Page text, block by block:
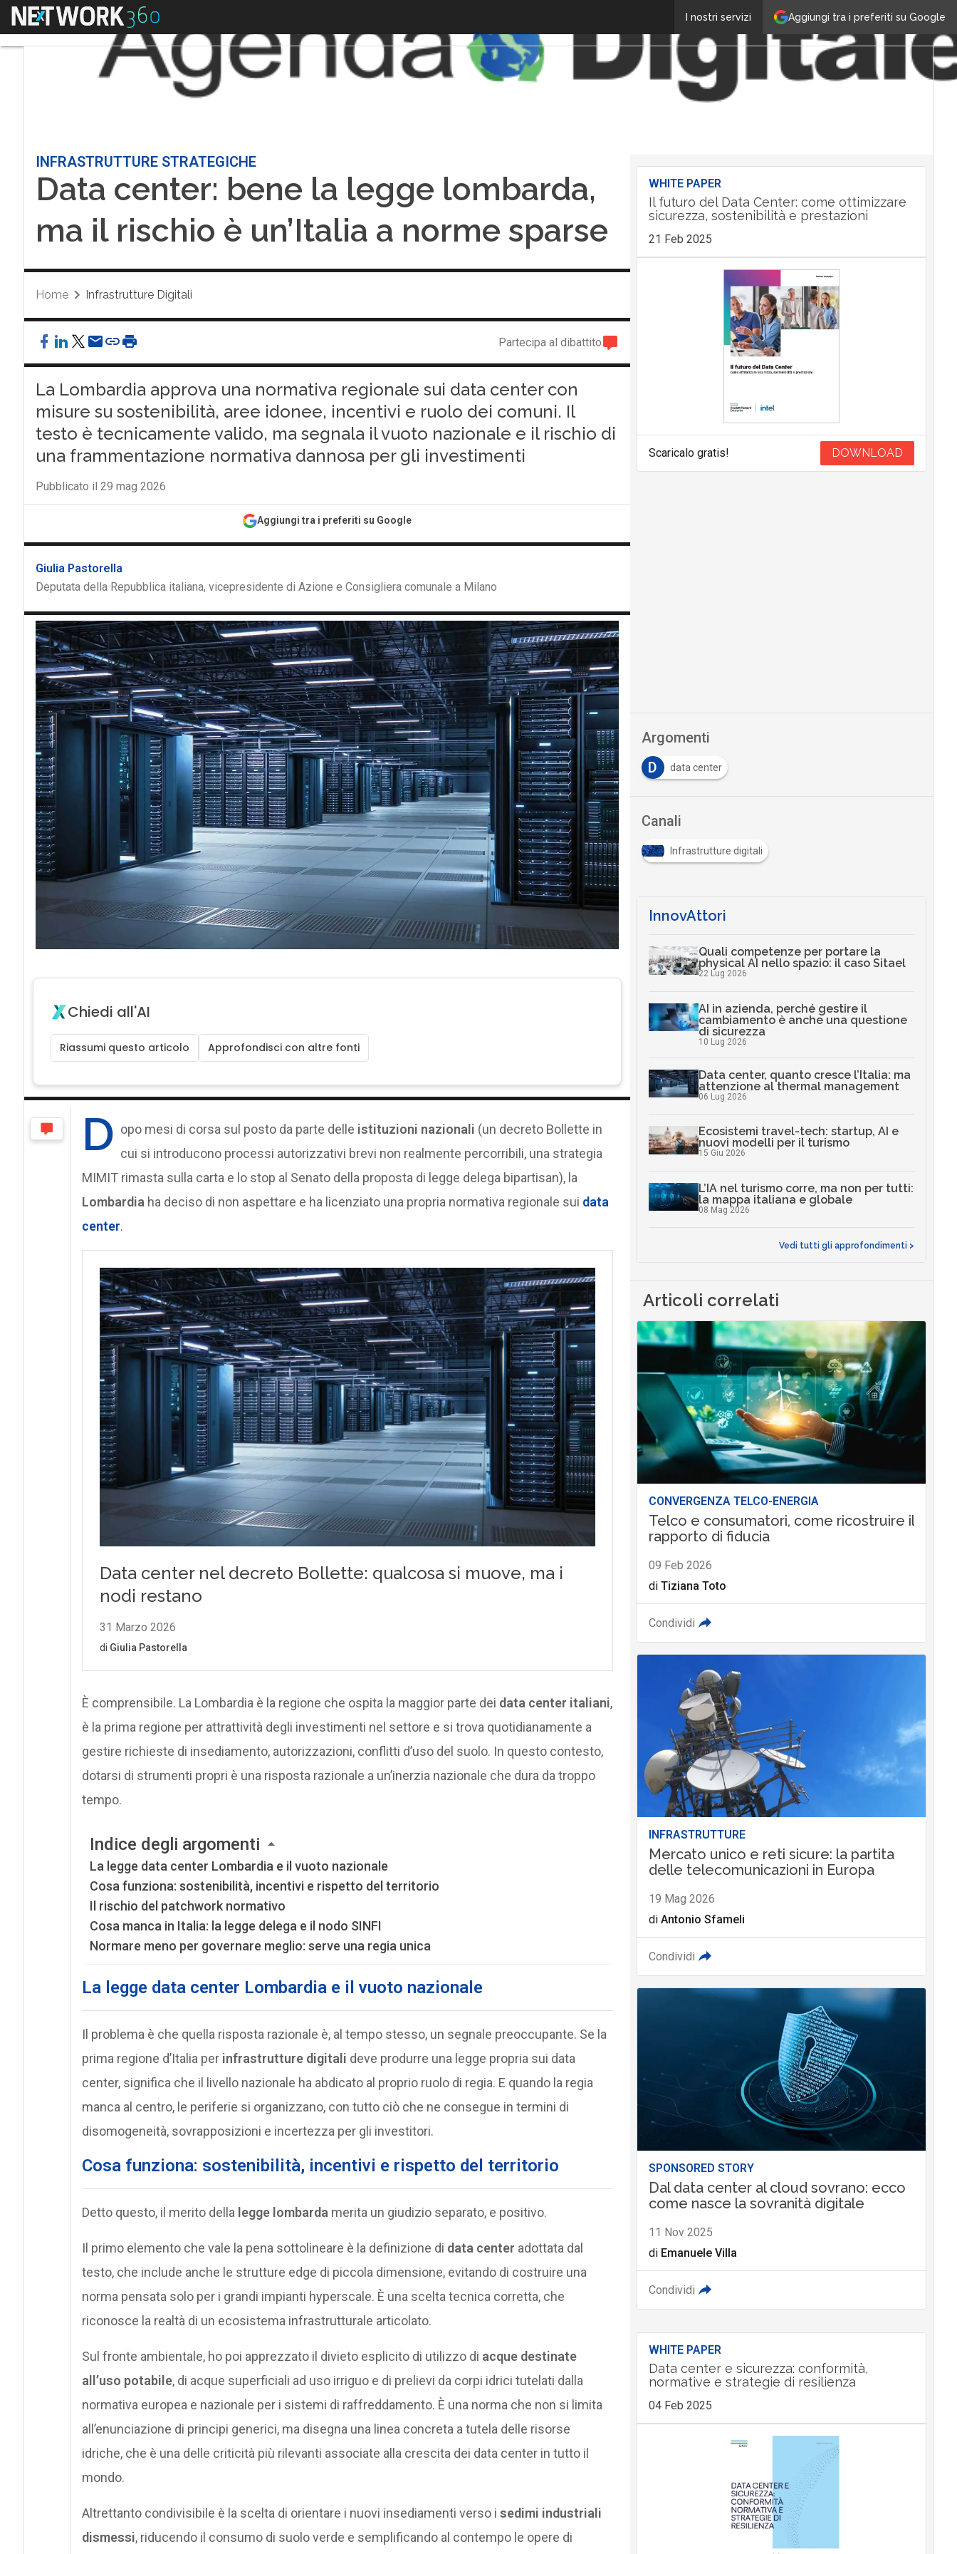
Aggiungi tra i preferiti su Google
I nostri servizi
Menu
INFRASTRUTTURE STRATEGICHE
Data center: bene la legge lombarda,
ma il rischio è un’Italia a norme sparse
Home Infrastrutture Digitali
Partecipa al dibattito
La Lombardia approva una normativa regionale sui data center con
misure su sostenibilità, aree idonee, incentivi e ruolo dei comuni. Il
testo è tecnicamente valido, ma segnala il vuoto nazionale e il rischio di
una frammentazione normativa dannosa per gli investimenti
Pubblicato il 29 mag 2026
Aggiungi tra i preferiti su Google
Giulia Pastorella
Deputata della Repubblica italiana, vicepresidente di Azione e Consigliera comunale a Milano
Chiedi all'AI
Riassumi questo articolo Approfondisci con altre fonti
D opo mesi di corsa sul posto da parte delle istituzioni nazionali (un decreto Bollette in
cui si introducono processi autorizzativi brevi non realmente percorribili, una strategia
MIMIT rimasta sulla carta e lo stop al Senato della proposta di legge delega bipartisan), la
Lombardia ha deciso di non aspettare e ha licenziato una propria normativa regionale sui data
center.
È comprensibile. La Lombardia è la regione che ospita la maggior parte dei data center italiani,
è la prima regione per attrattività degli investimenti nel settore e si trova quotidianamente a
gestire richieste di insediamento, autorizzazioni, conflitti d’uso del suolo. In questo contesto,
dotarsi di strumenti propri è una risposta razionale a un’inerzia nazionale che dura da troppo
tempo.
Indice degli argomenti
La legge data center Lombardia e il vuoto nazionale
Cosa funziona: sostenibilità, incentivi e rispetto del territorio
Il rischio del patchwork normativo
Cosa manca in Italia: la legge delega e il nodo SINFI
Normare meno per governare meglio: serve una regia unica
La legge data center Lombardia e il vuoto nazionale
Il problema è che quella risposta razionale è, al tempo stesso, un segnale preoccupante. Se la
prima regione d’Italia per infrastrutture digitali deve produrre una legge propria sui data
center, significa che il livello nazionale ha abdicato al proprio ruolo di regia. E quando la regia
manca al centro, le periferie si organizzano, con tutto ciò che ne consegue in termini di
disomogeneità, sovrapposizioni e incertezza per gli investitori.
Cosa funziona: sostenibilità, incentivi e rispetto del territorio
Detto questo, il merito della legge lombarda merita un giudizio separato, e positivo.
Il primo elemento che vale la pena sottolineare è la definizione di data center adottata dal
testo, che include anche le strutture edge di piccola dimensione, evitando di costruire una
norma pensata solo per i grandi impianti hyperscale. È una scelta tecnica corretta, che
riconosce la realtà di un ecosistema infrastrutturale articolato.
Sul fronte ambientale, ho poi apprezzato il divieto esplicito di utilizzo di acque destinate
all’uso potabile, di acque superficiali ad uso irriguo e di prelievi da corpi idrici tutelati dalla
normativa europea e nazionale per i sistemi di raffreddamento. È una norma che non si limita
all’enunciazione di principi generici, ma disegna una linea concreta a tutela delle risorse
idriche, che è una delle criticità più rilevanti associate alla crescita dei data center in tutto il
mondo.
Altrettanto condivisibile è la scelta di orientare i nuovi insediamenti verso i sedimi industriali
dismessi, riducendo il consumo di suolo verde e semplificando al contempo le opere di
WHITE PAPER
Il futuro del Data Center: come ottimizzare
sicurezza, sostenibilità e prestazioni
21 Feb 2025
Scaricalo gratis! DOWNLOAD
Argomenti
D
data center
Canali
Infrastrutture digitali
InnovAttori
Quali competenze per portare la
physical AI nello spazio: il caso Sitael
22 Lug 2026
AI in azienda, perché gestire il
cambiamento è anche una questione
di sicurezza
10 Lug 2026
Data center, quanto cresce l’Italia: ma
attenzione al thermal management
06 Lug 2026
Ecosistemi travel-tech: startup, AI e
nuovi modelli per il turismo
15 Giu 2026
L’IA nel turismo corre, ma non per tutti:
la mappa italiana e globale
08 Mag 2026
Vedi tutti gli approfondimenti >
Articoli correlati
CONVERGENZA TELCO-ENERGIA
Telco e consumatori, come ricostruire il
rapporto di fiducia
09 Feb 2026
di Tiziana Toto
Condividi
INFRASTRUTTURE
Mercato unico e reti sicure: la partita
delle telecomunicazioni in Europa
19 Mag 2026
di Antonio Sfameli
Condividi
SPONSORED STORY
Dal data center al cloud sovrano: ecco
come nasce la sovranità digitale
11 Nov 2025
di Emanuele Villa
Condividi
WHITE PAPER
Data center e sicurezza: conformità,
normative e strategie di resilienza
04 Feb 2025